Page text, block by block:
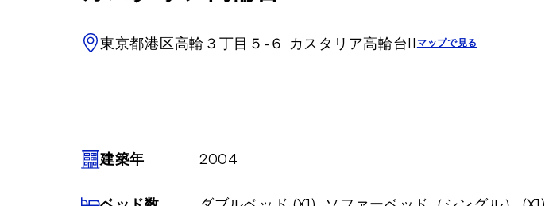
東京都港区高輪３丁目５-６ カスタリア高輪台IIマップで見る
建築年 2004